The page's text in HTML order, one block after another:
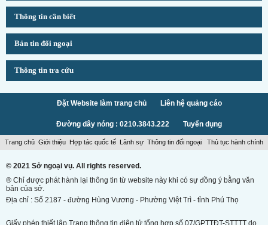
Thông tin cần biết
Bản tin đối ngoại
Thông tin tra cứu
Đặt Website làm trang chủ Liên hệ quảng cáo
Đường dây nóng : 0210.3843.222 Tuyển dụng
Trang chủ Giới thiệu Hợp tác quốc tế Lãnh sự Thông tin đối ngoại Thủ tục hành chính
© 2021 Sở ngoại vụ. All rights reserved.
® Chỉ được phát hành lại thông tin từ website này khi có sự đồng ý bằng văn
bản của sở.
Địa chỉ : Số 2187 - đường Hùng Vương - Phường Việt Trì - tỉnh Phú Thọ
Giấy phép thiết lập Trang thông tin điện tử tổng hợp số 07/GPTTĐT-STTTT do